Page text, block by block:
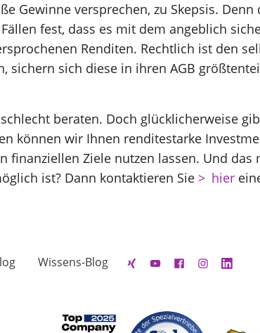
Gewinne versprechen, zu Skepsis.
fest, dass es mit dem angeblich
Renditen. Rechtlich ist den
sichern sich diese in ihren AGB
beraten. Doch glücklicherweise
können wir Ihnen renditestarke
Ziele nutzen lassen. Und das
ist? Dann kontaktieren Sie
hier
Wissens-Blog